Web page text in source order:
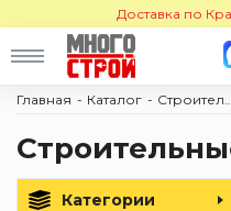
Доставка по
Главная Каталог
Категории